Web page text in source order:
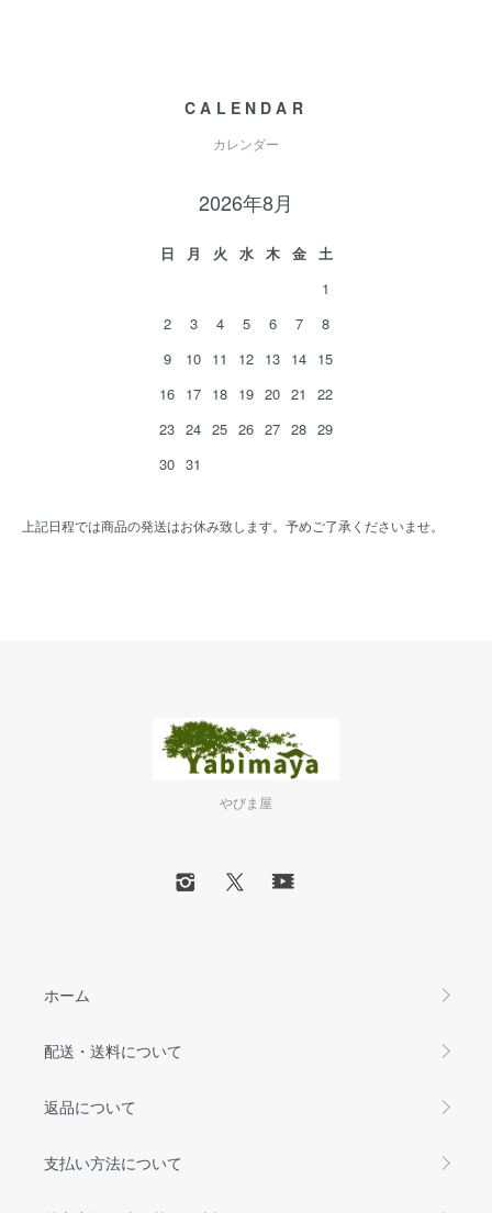
CALENDAR
カレンダー
2026年8月
日 月 火 水 木 金
土
1
2
3 4 5 6 7
8
9
10 11 12 13 14 15
16 17 18 19 20 21
22
23 24 25 26 27 28 29
30 31
上記日程では商品の発送はお休み致します。予めご了承くださいませ。
やびま屋
ホーム
配送・送料について
返品について
支払い方法について